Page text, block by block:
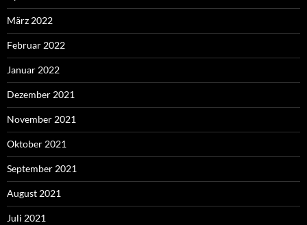
März 2022
Februar 2022
Januar 2022
Dezember 2021
November 2021
Oktober 2021
September 2021
August 2021
Juli 2021